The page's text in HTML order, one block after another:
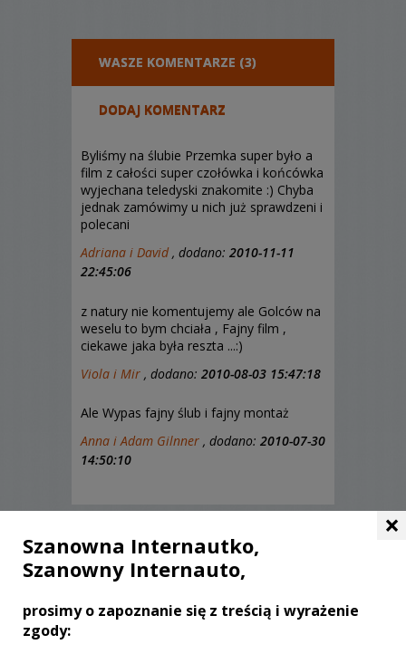
WASZE KOMENTARZE (3)
DODAJ KOMENTARZ
Byliśmy na ślubie Przemka super było a
film z całości super czołówka i końcówka
wyjechana teledyski znakomite :) Chyba
jednak zamówimy u nich już sprawdzeni i
polecani
Adriana i David , dodano: 2010-11-11
22:45:06
z natury nie komentujemy ale Golców na
weselu to bym chciała , Fajny film ,
ciekawe jaka była reszta ...:)
Viola i Mir , dodano: 2010-08-03 15:47:18
Ale Wypas fajny ślub i fajny montaż
Anna i Adam Gilnner , dodano: 2010-07-30
14:50:10
INNE LOSOWE FILMY TEGO
KAMERZYSTY
×
Szanowna Internautko,
Szanowny Internauto,
prosimy o zapoznanie się z treścią i wyrażenie
zgody: